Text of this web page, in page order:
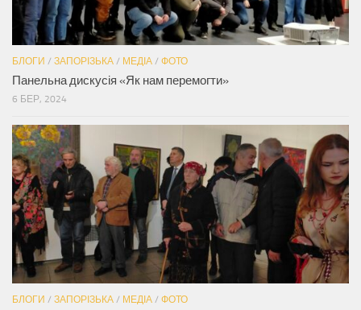
БЛОГИ / ЗАПОРІЗЬКА / МЕДІА / ФОТО
Панельна дискусія «Як нам перемогти»
6 БЕР, 2024
БЛОГИ / ЗАПОРІЗЬКА / МЕДІА / ФОТО